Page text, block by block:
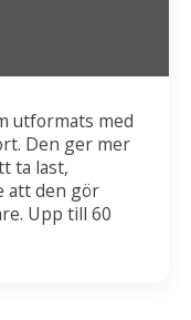
utformats med
Den ger mer
ta last,
att den gör
Upp till 60